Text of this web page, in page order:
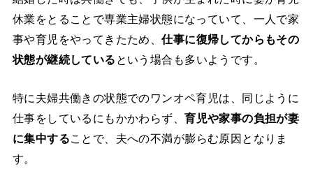
休業をとることで専業主婦状態になっていて、一人で家
事や育児をやってきたため、仕事に復帰してからもその
状態が継続している という場合も多いようです。
特に夫婦共働きの状態でのワンオペ育児は、同じように
仕事をしているにもかかわらず、育児や家事の負担が妻
に集中することで、夫への不満が膨らむ原因となりま
す。